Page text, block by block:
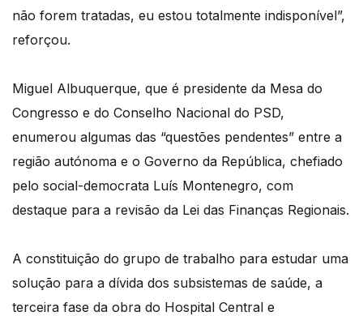
não forem tratadas, eu estou totalmente indisponível”,
reforçou.
Miguel Albuquerque, que é presidente da Mesa do
Congresso e do Conselho Nacional do PSD,
enumerou algumas das “questões pendentes” entre a
região autónoma e o Governo da República, chefiado
pelo social-democrata Luís Montenegro, com
destaque para a revisão da Lei das Finanças Regionais.
A constituição do grupo de trabalho para estudar uma
solução para a dívida dos subsistemas de saúde, a
terceira fase da obra do Hospital Central e